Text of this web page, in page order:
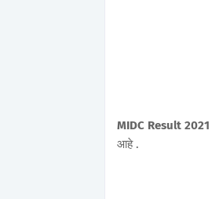
MIDC Result 2021
आहे .